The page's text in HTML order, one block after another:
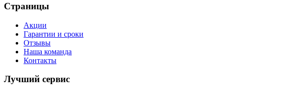
Страницы
Акции
Гарантии и сроки
Отзывы
Наша команда
Контакты
Лучший сервис